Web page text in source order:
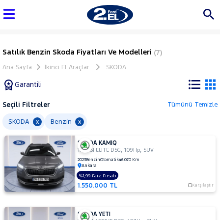
Satılık Benzin Skoda Fiyatları Ve Modelleri (7)
Ana Sayfa İkinci El Araçlar SKODA
Garantili
Tüm
Araçlar
AUDI
BMC
BMW
BYD
Seçili Filtreler Tümünü Temizle
SKODA x Benzin x
SKODA KAMIQ
1.0 TSI ELITE DSG,109Hp, SUV
2023BenzinOtomatik46.070 Km
Ankara
1.550.000 TL Karşılaştır
%1,99 Faiz Fırsatı
SKODA YETI